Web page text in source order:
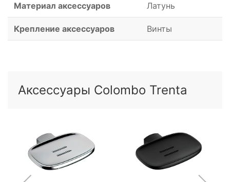
Материал аксессуаров Латунь
Крепление аксессуаров Винты
Аксессуары Colombo Trenta